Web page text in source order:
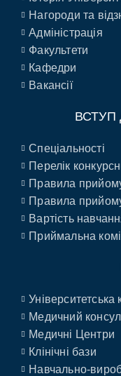
Нагороди та
Адміністрація
Факультети
Кафедри
Вакансії
ВСТУП
Спеціальності
Перелік
Правила
Правила
Вартість
Приймальна
Університетська
Медичний
Медичні Центри
Клінічні бази
Навчально-